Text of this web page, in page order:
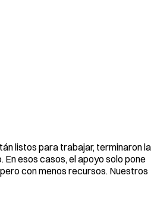
listos para trabajar, terminaron la
esos casos, el apoyo solo pone
con menos recursos. Nuestros